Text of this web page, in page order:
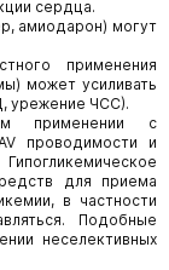
сердца.
амиодарон) могут
применения
может усиливать
урежение ЧСС).
применении с
проводимости и
для приема
в частности
Подобные
неселективных